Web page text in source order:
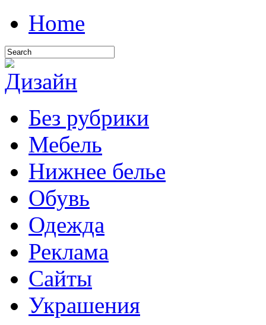
Home
Без рубрики
Мебель
Нижнее белье
Обувь
Одежда
Реклама
Сайты
Украшения